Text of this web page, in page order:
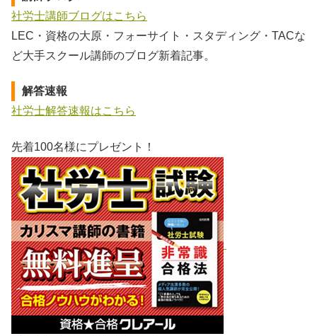
社労士講師ブログはこちら
LEC・資格の大原・フォーサイト・スタディング・TACな
ど大手スクール講師のブログ新着記事。
解答速報
社労士解答速報はこちら
先着100名様にプレゼント！